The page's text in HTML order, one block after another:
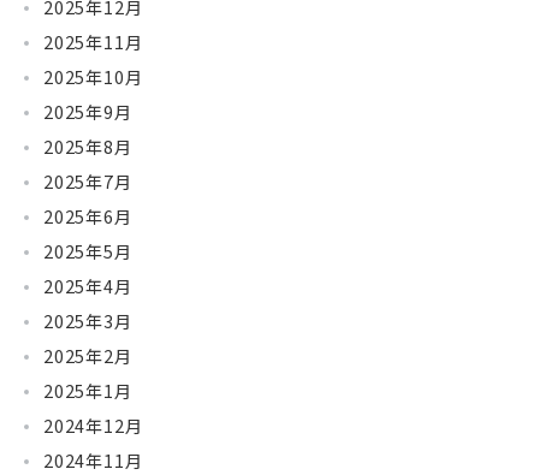
2025年12月
2025年11月
2025年10月
2025年9月
2025年8月
2025年7月
2025年6月
2025年5月
2025年4月
2025年3月
2025年2月
2025年1月
2024年12月
2024年11月